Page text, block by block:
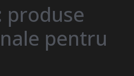
produse
pentru